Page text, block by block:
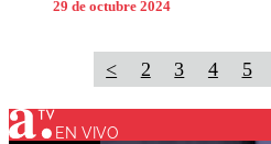
29 de octubre 2024
< 2 3 4 5
EN VIVO